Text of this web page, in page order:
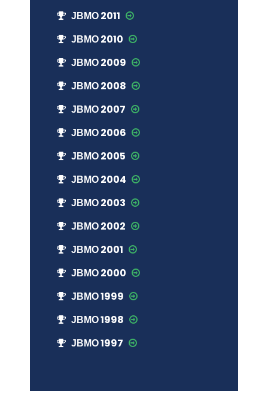
ЈВМО 2011
ЈВМО 2010
ЈВМО 2009
ЈВМО 2008
ЈВМО 2007
ЈВМО 2006
ЈВМО 2005
ЈВМО 2004
ЈВМО 2003
ЈВМО 2002
ЈВМО 2001
ЈВМО 2000
ЈВМО 1999
ЈВМО 1998
ЈВМО 1997